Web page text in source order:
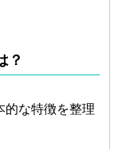
？
的な特徴を整理